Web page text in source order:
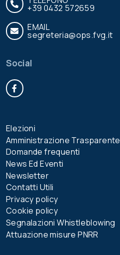
+39 0432 572659
EMAIL
segreteria@ops.fvg.it
Social
Elezioni
Amministrazione Trasparente
Domande frequenti
News Ed Eventi
Newsletter
Contatti Utili
Privacy policy
Cookie policy
Segnalazioni Whistleblowing
Attuazione misure PNRR